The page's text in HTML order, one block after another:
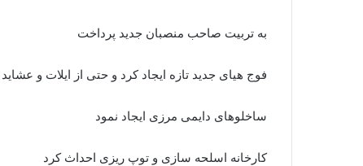
به تربیت صاحب منصبان جدید پرداخت
فوج هیای جدید تازه ایجاد کرد و حتی از ایلات و
ساخلوهای دایمی مرزی ایجاد نمود
کارخانه اسلحه سازی و توپ ریزی احداث کرد